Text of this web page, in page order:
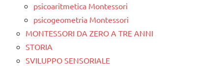
psicoaritmetica Montessori
psicogeometria Montessori
MONTESSORI DA ZERO A TRE ANNI
STORIA
SVILUPPO SENSORIALE